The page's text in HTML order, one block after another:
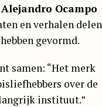
Ocampo
en verhalen delen
gevormd.
samen: “Het merk
over de
instituut.”